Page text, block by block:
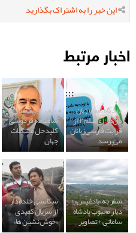
این خبر را به اشتراک بگذارید
اخبار مرتبط
دیدگاه شما و زبان
دل‌ها؛ آی‌فیلم ۲ از
قرابت فارسی‌زبانان
می‌پرسد
سفیر تاجیکستان:
شاهنامه فردوسی
کلید حل مشکلات
جهان
سفر به «بادغیس» ؛
دیار محبوب پادشاه
سامانی + تصاویر
سکانسی خنده دار
از سریال کمیدی
«خوش نشین ها»